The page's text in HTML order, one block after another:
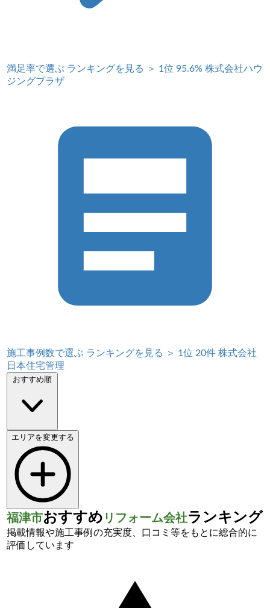
満足率で選ぶ ランキングを見る ＞ 1位 95.6%株式会社ハウ
ジングプラザ
施工事例数で選ぶ ランキングを見る ＞ 1位 20件株式会社
日本住宅管理
おすすめ順
エリアを変更する
福津市おすすめ リフォーム会社ランキング
掲載情報や施工事例の充実度、口コミ等をもとに総合的に
評価しています